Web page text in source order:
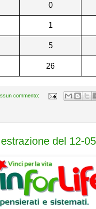
0
1
5
26
commento:
del 12-